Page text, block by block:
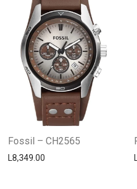
Fossil – CH2565
L8,349.00 L